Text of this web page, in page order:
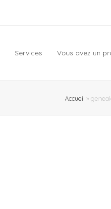
Services Vous avez un
Accueil »